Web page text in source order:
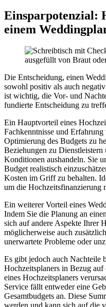
Einsparpotenzial:
einem
Die Entscheidung, einen
sowohl positiv als auch
ist wichtig, die Vor- und
fundierte Entscheidung zu
Ein Hauptvorteil eines
Fachkenntnisse und
Optimierung des Budgets zu
Beziehungen zu Dienstleistern
Konditionen aushandeln. Sie
Budget realistisch
Kosten im Griff zu behalten.
um die Hochzeitsfinanzierung
Ein weiterer Vorteil eines
Indem Sie die Planung an
sich auf andere Aspekte Ihrer
möglicherweise auch
unerwartete Probleme oder
Es gibt jedoch auch Nachteile
Hochzeitsplaners in Bezug
eines Hochzeitsplaners
Service fällt entweder eine
Gesamtbudgets an. Diese